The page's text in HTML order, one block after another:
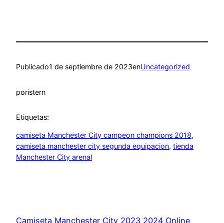
Publicado1 de septiembre de 2023enUncategorized
poristern
Etiquetas:
camiseta Manchester City campeon champions 2018
camiseta manchester city segunda equipacion, tienda
Manchester City arenal
Camiseta Manchester City 2023 2024 Online